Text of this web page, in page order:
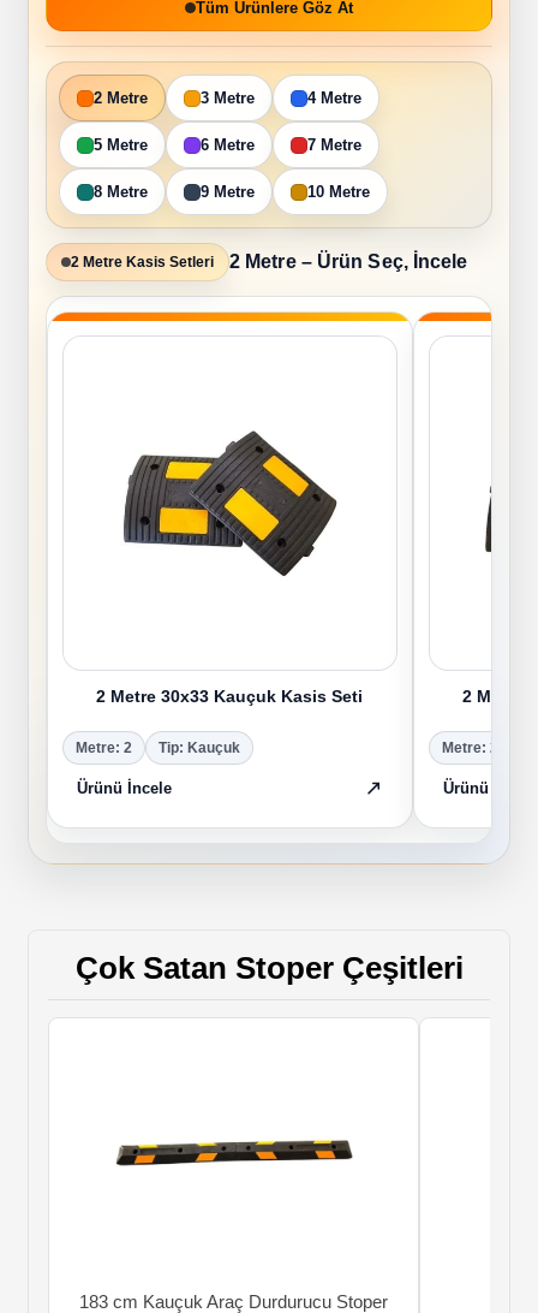
Tüm Ürünlere Göz At
2 Metre 3 Metre 4 Metre
5 Metre 6 Metre 7 Metre
8 Metre 9 Metre 10 Metre
2 Metre Kasis Setleri 2 Metre – Ürün Seç, İncele
2 Metre 30x33 Kauçuk Kasis Seti
Metre: 2 Tip: Kauçuk
Ürünü İncele
2 Metre
Metre: 2
Ürünü İncele
Çok Satan Stoper Çeşitleri
183 cm Kauçuk Araç Durdurucu Stoper